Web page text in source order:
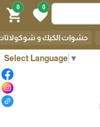
Select Language ▼
0
favorite
0
shopping_cart
حشوات الكيك و